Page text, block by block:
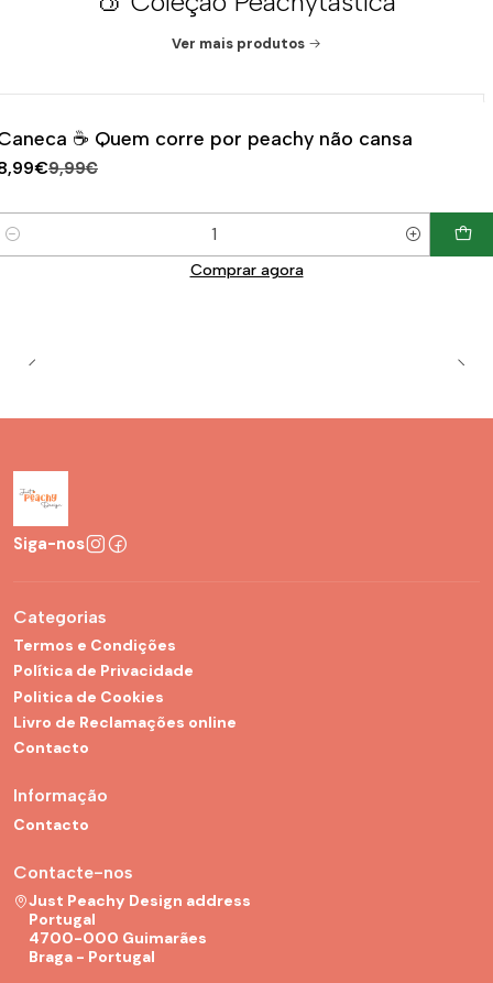
Ver mais produtos
DESCONTO
☕ Quem corre por peachy não cansa
9,99€
Comprar agora
Siga-nos
Categorias
Termos e Condições
Política de Privacidade
Politica de Cookies
Livro de Reclamações online
Contacto
Informação
Contacto
Contacte-nos
Just Peachy Design address
Portugal
4700-000 Guimarães
Braga - Portugal